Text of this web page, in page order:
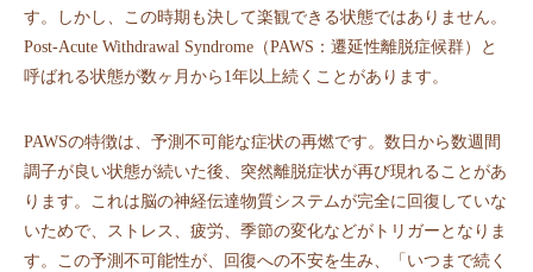
す。しかし、この時期も決して楽観できる状態ではありません。
Post-Acute Withdrawal Syndrome（PAWS：遷延性離脱症候群）と
呼ばれる状態が数ヶ月から1年以上続くことがあります。
PAWSの特徴は、予測不可能な症状の再燃です。数日から数週間
調子が良い状態が続いた後、突然離脱症状が再び現れることがあ
ります。これは脳の神経伝達物質システムが完全に回復していな
いためで、ストレス、疲労、季節の変化などがトリガーとなりま
す。この予測不可能性が、回復への不安を生み、「いつまで続く